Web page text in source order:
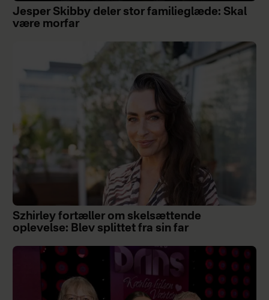
Jesper Skibby deler stor familieglæde: Skal
være morfar
Szhirley fortæller om skelsættende
oplevelse: Blev splittet fra sin far